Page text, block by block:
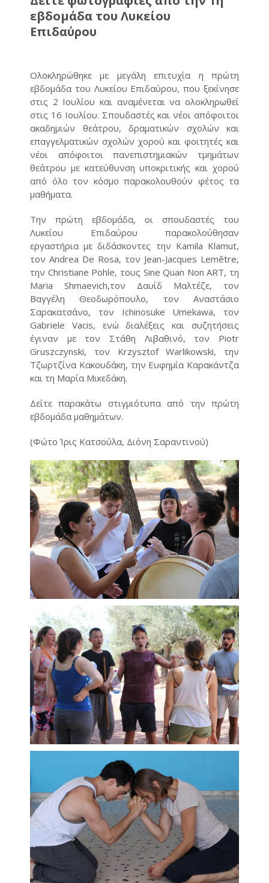
εβδομάδα του Λυκείου
Επιδαύρου
Ολοκληρώθηκε με μεγάλη επιτυχία η πρώτη
εβδομάδα του Λυκείου Επιδαύρου, που ξεκίνησε
στις 2 Ιουλίου και αναμένεται να ολοκληρωθεί
στις 16 Ιουλίου. Σπουδαστές και νέοι απόφοιτοι
ακαδημιών θεάτρου, δραματικών σχολών και
επαγγελματικών σχολών χορού και φοιτητές και
νέοι απόφοιτοι πανεπιστημιακών τμημάτων
θεάτρου με κατεύθυνση υποκριτικής και χορού
από όλο τον κόσμο παρακολουθούν φέτος τα
μαθήματα.
Την πρώτη εβδομάδα, οι σπουδαστές του
Λυκείου Επιδαύρου παρακολούθησαν
εργαστήρια με διδάσκοντες την Kamila Klamut,
τον Andrea De Rosa, τον Jean-Jacques Lemêtre,
την Christiane Pohle, τους Sine Quan Non ART, τη
Maria Shmaevich,τον Δαυίδ Μαλτέζε, τον
Βαγγέλη Θεοδωρόπουλο, τον Αναστάσιο
Σαρακατσάνο, τον Ichinosuke Umekawa, τον
Gabriele Vacis, ενώ διαλέξεις και συζητήσεις
έγιναν με τον Στάθη Λιβαθινό, τον Piotr
Gruszczynski, τον Krzysztof Warlikowski, την
Τζωρτζίνα Κακουδάκη, την Ευφημία Καρακάντζα
και τη Μαρία Μικεδάκη.
Δείτε παρακάτω στιγμιότυπα από την πρώτη
εβδομάδα μαθημάτων.
(Φώτο Ίρις Κατσούλα, Διόνη Σαραντινού)